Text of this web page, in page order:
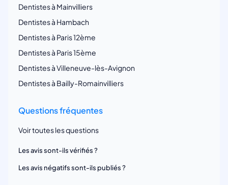
Dentistes à Mainvilliers
Dentistes à Hambach
Dentistes à Paris 12ème
Dentistes à Paris 15ème
Dentistes à Villeneuve-lès-Avignon
Dentistes à Bailly-Romainvilliers
Questions fréquentes
Voir toutes les questions
Les avis sont-ils vérifiés ?
Les avis négatifs sont-ils publiés ?